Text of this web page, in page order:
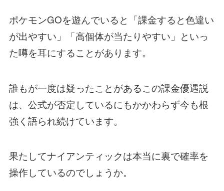
ポケモンGOを遊んでいると「課金すると色違い
が出やすい」「高個体が当たりやすい」といっ
た噂を耳にすることがあります。
誰もが一度は疑ったことがあるこの課金優遇説
は、公式が否定しているにもかかわらず今も根
強く語られ続けています。
果たしてナイアンティックは本当に裏で確率を
操作しているのでしょうか。